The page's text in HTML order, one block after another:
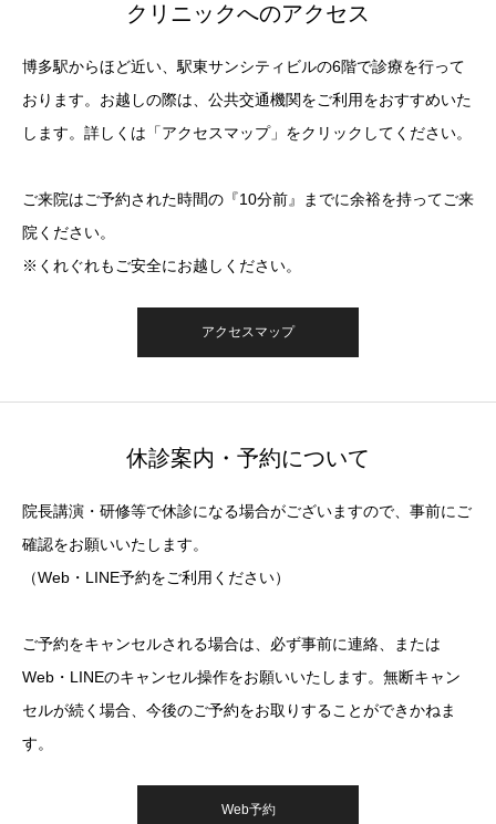
クリニックへのアクセス
博多駅からほど近い、駅東サンシティビルの6階で診療を行って
おります。お越しの際は、公共交通機関をご利用をおすすめいた
します。詳しくは「アクセスマップ」をクリックしてください。
ご来院はご予約された時間の『10分前』までに余裕を持ってご来
院ください。
※くれぐれもご安全にお越しください。
アクセスマップ
休診案内・予約について
院長講演・研修等で休診になる場合がございますので、事前にご
確認をお願いいたします。
（Web・LINE予約をご利用ください）
ご予約をキャンセルされる場合は、必ず事前に連絡、または
Web・LINEのキャンセル操作をお願いいたします。無断キャン
セルが続く場合、今後のご予約をお取りすることができかねま
す。
Web予約